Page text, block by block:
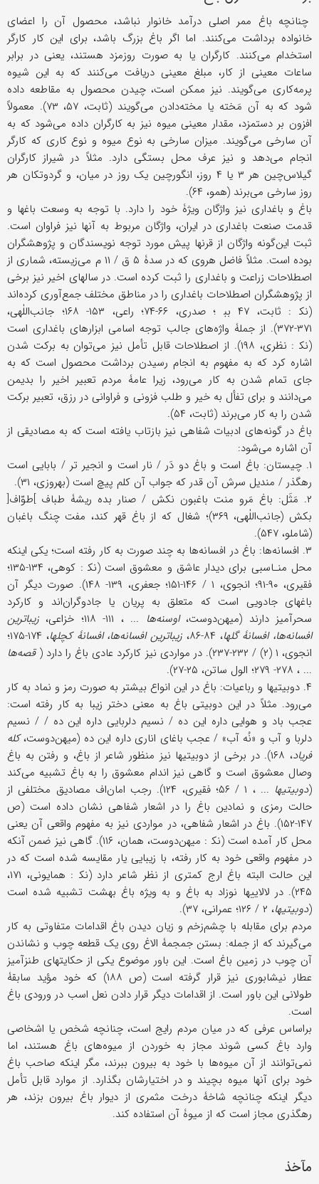
چنانچه باغ ممر اصلی درآمد خانوار نباشد، محصول آن را اعضای
خانواده برداشت می‌کنند. اما اگر باغ بزرگ باشد، برای این کار کارگر
استخدام می‌کنند. کارگران یا به صورت روزمزد هستند، یعنی در برابر
ساعات معینی از کار، مبلغ معینی دریافت می‌کنند که به این شیوه
پرمه‌کاری می‌گویند. نیز ممکن است، چیدن محصول به مقاطعه داده
شود که به آن مَخته یا مخته‌دادن می‌گویند (ثابت، ۵۷، ۷۳). معمولاً
افزون بر دستمزد، مقدار معینی میوه نیز به کارگران داده می‌شود که به
آن سارخی می‌گویند. میزان سارخی به نوع میوه و نوع کاری که کارگر
انجام می‌دهد و نیز عرف محل بستگی دارد. مثلاً در شیراز کارگران
گیلاس‌چین هر ۳ یا ۴ روز، انگورچین یک روز در میان، و گردوتکان هر
روز سارخی می‌برند (همو، ۶۴).
باغ و باغداری نیز واژگان ویژۀ خود را دارد. با توجه به وسعت باغها و
قدمت صنعت باغداری در ایران، واژگان مربوط به آنها نیز فراوان است.
ثبت این‌گونه واژگان از قرنها پیش مورد توجه نویسندگان و پژوهشگران
بوده است. مثلاً فاضل هروی که در سدۀ ۵ ق / ۱۱ م می‌زیسته، شماری از
اصطلاحات زراعت و باغداری را ثبت کرده است. در سالهای اخیر نیز برخی
از پژوهشگران اصطلاحات باغداری را در مناطق مختلف جمع‌آوری کرده‌اند
(نک‍ : ثابت، ۴۷ بب‍ ؛ صدری، ۶۶-۷۴؛ راعی، ۱۵۳- ۱۶۸؛ جانب‌اللٰهی،
۳۷۱-۳۷۲). از جملۀ واژه‌های جالب توجه اسامی ابزارهای باغداری است
(نک‍ : نظری، ۱۹۸). از اصطلاحات قابل تأمل نیز می‌توان به برکت شدن
اشاره کرد که به مفهوم به انجام رسیدن برداشت محصول است که به
جای تمام شدن به کار می‌رود، زیرا عامۀ مردم تعبیر اخیر را بدیمن
می‌دانند و برای تفأل به خیر و طلب فزونی و فراوانی در رزق، تعبیر برکت
شدن را به کار می‌برند (ثابت، ۵۴).
باغ در گونه‌های ادبیات شفاهی نیز بازتاب یافته است که به مصادیقی از
آن اشاره می‌شود:
۱. چیستان: باغ است و باغ دو دَر / نار است و انجیر تر / بابایی است
رهگذر / مندیل سرش آن قدر که جواب آن کلم پیچ است (بهروزی، ۳۱).
۲. مَثَل: باغ مَرو منت باغبون نکش / صنار بده ریشۀ طباف ]طوّاف[
بکش (جانب‌اللٰهی، ۳۶۹)؛ شغال که از باغ قهر کند، مفت چنگ باغبان
(شاملو، ۵۴۷).
۳. افسانه‌ها: باغ در افسانه‌ها به چند صورت به کار رفته است؛ یکی اینکه
محل منـاسبی برای دیدار عاشق و معشوق است (نک‍ : کوهی، ۱۳۴-۱۳۵؛
فقیری، ۹۰-۹۱؛ انجوی، ۱ / ۱۴۶-۱۵۱؛ جعفری، ۱۳۹- ۱۴۸). صورت دیگر آن
باغهای جادویی است که متعلق به پریان یا جادوگران‌اند و کارکرد
سحرآمیز دارند (میهن‌دوست،اوسنه‌ها ... ، ۱۱۱- ۱۱۸؛ خزاعی،
زیباترین
افسانه‌ها، افسانۀ گلها، ۸۴-۸۶، زیباترین افسانه‌ها، افسانۀ کچلها
، ۱۷۴-۱۷۵؛
انجوی، ۱ (۲) / ۲۳۲-۲۳۷). در مواردی نیز کارکرد عادی باغ را دارد (
قصه‌ها
... ، ۲۷۸- ۲۷۹؛ الول ساتن، ۲۵-۲۷).
۴. دوبیتیها و رباعیات: باغ در این انواع بیشتر به صورت رمز و نماد به کار
می‌رود. مثلاً در این دوبیتی باغ به معنی دختر زیبا به کار رفته است:
عجب باد و هوایی داره این ده / نسیم دلربایی داره این ده / / نسیم
دلربا و آب و «نُه آب» / عجب باغای اناری داره این ده (میهن‌دوست،کله
فریاد
، ۱۶۸). در برخی از دوبیتیها نیز منظور شاعر از باغ، و رفتن به باغ
وصال معشوق است و گاهی نیز اندام معشوق را به باغ تشبیه می‌کند
(دوبیتیها
... ، ۱ / ۵۶؛ فقیری، ۱۲۴). رجب امان‌اف مصادیق مختلفی از
حالت رمزی و نمادین باغ را در اشعار شفاهی نشان داده است (ص
۱۴۷-۱۵۲). باغ در اشعار شفاهی، در مواردی نیز به مفهوم واقعی آن یعنی
محل کار آمده است (نک‍ : میهن‌دوست، همان، ۱۱۶). گاهی نیز ضمن آنکه
در مفهوم واقعی خود به کار رفته، با زیبایی یار مقایسه شده است که در
این حالت البته باغ ارج کمتری از نظر شاعر دارد (نک‍ : همایونی، ۱۷۱،
۲۴۵). در لالاییها نوزاد به باغ و به ویژه باغ بهشت تشبیه شده است
(دوبیتیها، ۲ / ۱۲۶؛ عمرانی، ۳۷).
مردم برای مقابله با چشم‌زخم و زیان دیدن باغ اقدامات متفاوتی به کار
می‌گیرند که از جمله: بستن جمجمۀ الاغ روی یک قطعه چوب و نشاندن
آن چوب در زمین باغ است. این باور موضوع یکی از حکایتهای طنزآمیز
عطار نیشابوری نیز قرار گرفته است (ص ۱۸۸) که خود مؤید سابقۀ
طولانی این باور است. از اقدامات دیگر قرار دادن نعل اسب در ورودی باغ
است.
براساس عرفی که در میان مردم رایج است، چنانچه شخص یا اشخاصی
وارد باغ کسی شوند مجاز به خوردن از میوه‌های باغ هستند، اما
نمی‌توانند از آن میوه‌ها با خود به بیرون ببرند، مگر اینکه صاحب باغ
خود برای آنها میوه بچیند و در اختیارشان بگذارد. از موارد قابل تأمل
دیگر اینکه چنانچه شاخۀ درخت مثمری از دیوار باغ بیرون بزند، هر
رهگذری مجاز است که از میوۀ آن استفاده کند.
مآخذ